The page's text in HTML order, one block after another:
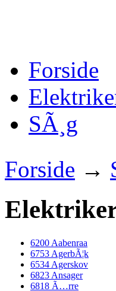
Forside
SÃ¸g
Forside →
6200 Aabenraa
6753 AgerbÃ¦k
6534 Agerskov
6823 Ansager
6818 Ã…rre